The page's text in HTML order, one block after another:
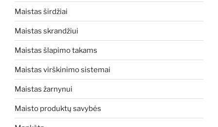
Maistas širdžiai
Maistas skrandžiui
Maistas šlapimo takams
Maistas virškinimo sistemai
Maistas žarnynui
Maisto produktų savybės